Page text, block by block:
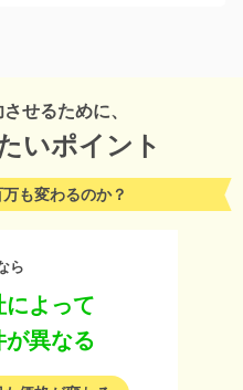
せるために、
いポイント
も変わるのか？
ら
によって
が異なる